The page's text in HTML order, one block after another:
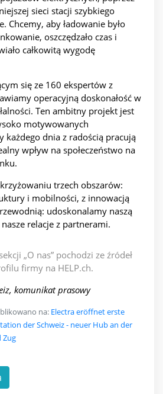
sieci stacji szybkiego
Chcemy, aby ładowanie było
oszczędzało czas i
całkowitą wygodę
się ze 160 ekspertów z
operacyjną doskonałość w
Ten ambitny projekt jest
motywowanych
każdego dnia z radością pracują
wpływ na społeczeństwo na
trzech obszarów:
i mobilności, z innowacją
udoskonalamy naszą
relacje z partnerami.
„O nas” pochodzi ze źródeł
firmy na HELP.ch.
komunikat prasowy
na: Electra eröffnet erste
der Schweiz - neuer Hub an der
Zug